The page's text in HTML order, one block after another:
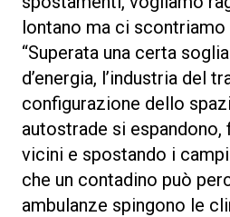
lontano ma ci
“Superata una certa
d’energia, l’industria del
configurazione dello
autostrade si
vicini e spostando i
che un contadino può
ambulanze spingono le